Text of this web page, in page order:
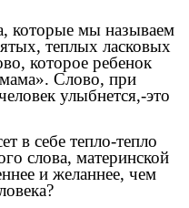
которые мы называем
теплых ласковых
которое ребенок
Слово, при
улыбнется,-это
в себе тепло-тепло
слова, материнской
и желаннее, чем